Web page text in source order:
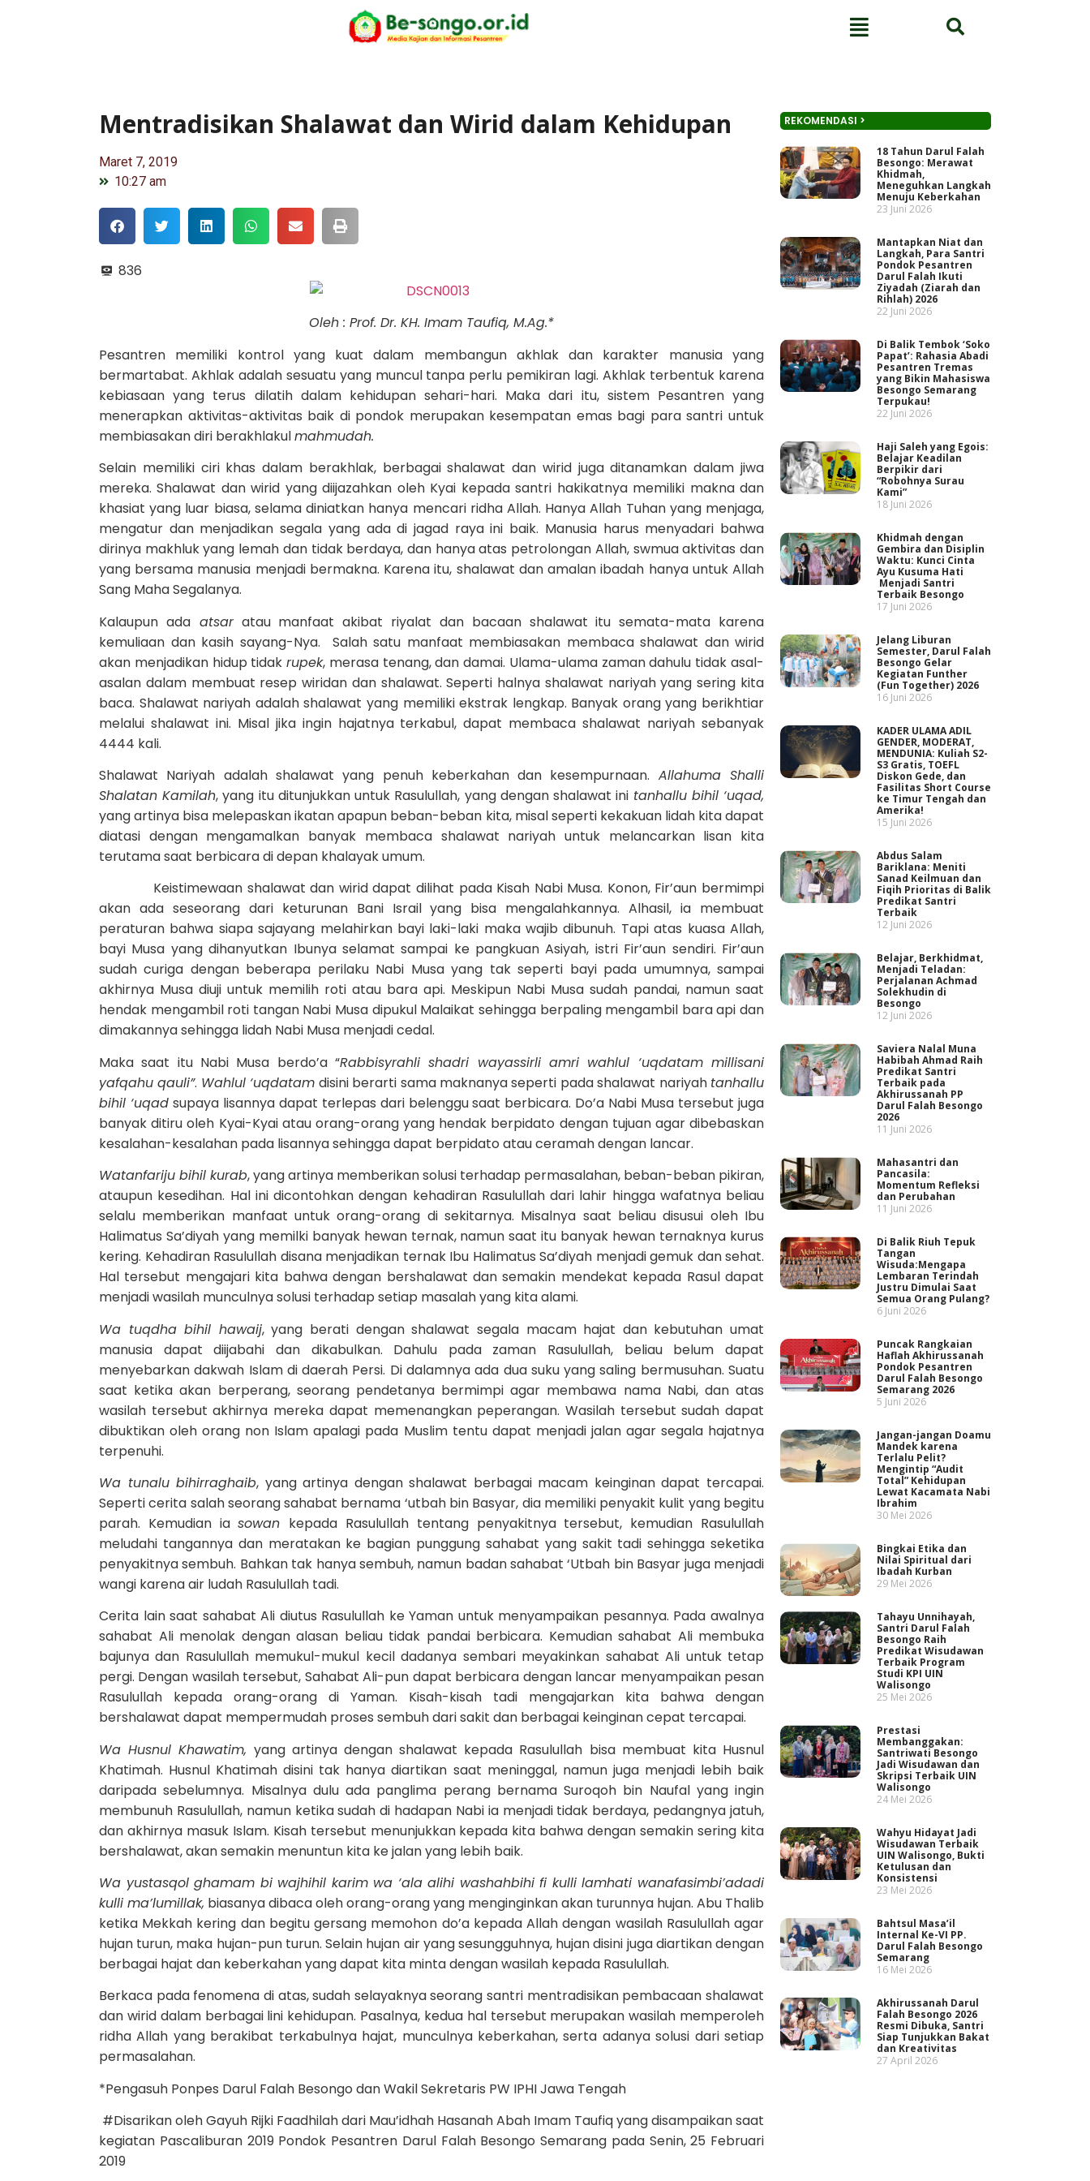
Mentradisikan Shalawat dan Wirid dalam Kehidupan
Maret 7, 2019
10:27 am
836
Oleh : Prof. Dr. KH. Imam Taufiq, M.Ag.*
Pesantren memiliki kontrol yang kuat dalam membangun akhlak dan karakter manusia yang
bermartabat. Akhlak adalah sesuatu yang muncul tanpa perlu pemikiran lagi. Akhlak terbentuk karena
kebiasaan yang terus dilatih dalam kehidupan sehari-hari. Maka dari itu, sistem Pesantren yang
menerapkan aktivitas-aktivitas baik di pondok merupakan kesempatan emas bagi para santri untuk
membiasakan diri berakhlakulmahmudah.
Selain memiliki ciri khas dalam berakhlak, berbagai shalawat dan wirid juga ditanamkan dalam jiwa
mereka. Shalawat dan wirid yang diijazahkan oleh Kyai kepada santri hakikatnya memiliki makna dan
khasiat yang luar biasa, selama diniatkan hanya mencari ridha Allah. Hanya Allah Tuhan yang menjaga,
mengatur dan menjadikan segala yang ada di jagad raya ini baik. Manusia harus menyadari bahwa
dirinya makhluk yang lemah dan tidak berdaya, dan hanya atas petrolongan Allah, swmua aktivitas dan
yang bersama manusia menjadi bermakna. Karena itu, shalawat dan amalan ibadah hanya untuk Allah
Sang Maha Segalanya.
Kalaupun adaatsaratau manfaat akibat riyalat dan bacaan shalawat itu semata-mata karena
kemuliaan dan kasih sayang-Nya. Salah satu manfaat membiasakan membaca shalawat dan wirid
akan menjadikan hidup tidakrupek, merasa tenang, dan damai. Ulama-ulama zaman dahulu tidak asal-
asalan dalam membuat resep wiridan dan shalawat. Seperti halnya shalawat nariyah yang sering kita
baca. Shalawat nariyah adalah shalawat yang memiliki ekstrak lengkap. Banyak orang yang berikhtiar
melalui shalawat ini. Misal jika ingin hajatnya terkabul, dapat membaca shalawat nariyah sebanyak
4444 kali.
Shalawat Nariyah adalah shalawat yang penuh keberkahan dan kesempurnaan. Allahuma Shalli
Shalatan Kamilah, yang itu ditunjukkan untuk Rasulullah, yang dengan shalawat ini tanhallu bihil ‘uqad,
yang artinya bisa melepaskan ikatan apapun beban-beban kita, misal seperti kekakuan lidah kita dapat
diatasi dengan mengamalkan banyak membaca shalawat nariyah untuk melancarkan lisan kita
terutama saat berbicara di depan khalayak umum.
Keistimewaan shalawat dan wirid dapat dilihat pada Kisah Nabi Musa. Konon, Fir’aun bermimpi
akan ada seseorang dari keturunan Bani Israil yang bisa mengalahkannya. Alhasil, ia membuat
peraturan bahwa siapa sajayang melahirkan bayi laki-laki maka wajib dibunuh. Tapi atas kuasa Allah,
bayi Musa yang dihanyutkan Ibunya selamat sampai ke pangkuan Asiyah, istri Fir’aun sendiri. Fir’aun
sudah curiga dengan beberapa perilaku Nabi Musa yang tak seperti bayi pada umumnya, sampai
akhirnya Musa diuji untuk memilih roti atau bara api. Meskipun Nabi Musa sudah pandai, namun saat
hendak mengambil roti tangan Nabi Musa dipukul Malaikat sehingga berpaling mengambil bara api dan
dimakannya sehingga lidah Nabi Musa menjadi cedal.
Maka saat itu Nabi Musa berdo’a “Rabbisyrahli shadri wayassirli amri wahlul ‘uqdatam millisani
yafqahu qauli”. Wahlul ‘uqdatam disini berarti sama maknanya seperti pada shalawat nariyah tanhallu
bihil ‘uqadsupaya lisannya dapat terlepas dari belenggu saat berbicara. Do’a Nabi Musa tersebut juga
banyak ditiru oleh Kyai-Kyai atau orang-orang yang hendak berpidato dengan tujuan agar dibebaskan
kesalahan-kesalahan pada lisannya sehingga dapat berpidato atau ceramah dengan lancar.
Watanfariju bihil kurab, yang artinya memberikan solusi terhadap permasalahan, beban-beban pikiran,
ataupun kesedihan. Hal ini dicontohkan dengan kehadiran Rasulullah dari lahir hingga wafatnya beliau
selalu memberikan manfaat untuk orang-orang di sekitarnya. Misalnya saat beliau disusui oleh Ibu
Halimatus Sa’diyah yang memilki banyak hewan ternak, namun saat itu banyak hewan ternaknya kurus
kering. Kehadiran Rasulullah disana menjadikan ternak Ibu Halimatus Sa’diyah menjadi gemuk dan sehat.
Hal tersebut mengajari kita bahwa dengan bershalawat dan semakin mendekat kepada Rasul dapat
menjadi wasilah munculnya solusi terhadap setiap masalah yang kita alami.
Wa tuqdha bihil hawaij, yang berati dengan shalawat segala macam hajat dan kebutuhan umat
manusia dapat diijabahi dan dikabulkan. Dahulu pada zaman Rasulullah, beliau belum dapat
menyebarkan dakwah Islam di daerah Persi. Di dalamnya ada dua suku yang saling bermusuhan. Suatu
saat ketika akan berperang, seorang pendetanya bermimpi agar membawa nama Nabi, dan atas
wasilah tersebut akhirnya mereka dapat memenangkan peperangan. Wasilah tersebut sudah dapat
dibuktikan oleh orang non Islam apalagi pada Muslim tentu dapat menjadi jalan agar segala hajatnya
terpenuhi.
Wa tunalu bihirraghaib, yang artinya dengan shalawat berbagai macam keinginan dapat tercapai.
Seperti cerita salah seorang sahabat bernama ‘utbah bin Basyar, dia memiliki penyakit kulit yang begitu
parah. Kemudian iasowan kepada Rasulullah tentang penyakitnya tersebut, kemudian Rasulullah
meludahi tangannya dan meratakan ke bagian punggung sahabat yang sakit tadi sehingga seketika
penyakitnya sembuh. Bahkan tak hanya sembuh, namun badan sahabat ‘Utbah bin Basyar juga menjadi
wangi karena air ludah Rasulullah tadi.
Cerita lain saat sahabat Ali diutus Rasulullah ke Yaman untuk menyampaikan pesannya. Pada awalnya
sahabat Ali menolak dengan alasan beliau tidak pandai berbicara. Kemudian sahabat Ali membuka
bajunya dan Rasulullah memukul-mukul kecil dadanya sembari meyakinkan sahabat Ali untuk tetap
pergi. Dengan wasilah tersebut, Sahabat Ali-pun dapat berbicara dengan lancar menyampaikan pesan
Rasulullah kepada orang-orang di Yaman. Kisah-kisah tadi mengajarkan kita bahwa dengan
bershalawat dapat mempermudah proses sembuh dari sakit dan berbagai keinginan cepat tercapai.
Wa Husnul Khawatim, yang artinya dengan shalawat kepada Rasulullah bisa membuat kita Husnul
Khatimah. Husnul Khatimah disini tak hanya diartikan saat meninggal, namun juga menjadi lebih baik
daripada sebelumnya. Misalnya dulu ada panglima perang bernama Suroqoh bin Naufal yang ingin
membunuh Rasulullah, namun ketika sudah di hadapan Nabi ia menjadi tidak berdaya, pedangnya jatuh,
dan akhirnya masuk Islam. Kisah tersebut menunjukkan kepada kita bahwa dengan semakin sering kita
bershalawat, akan semakin menuntun kita ke jalan yang lebih baik.
Wa yustasqol ghamam bi wajhihil karim wa ‘ala alihi washahbihi fi kulli lamhati wanafasimbi’adadi
kulli ma’lumillak, biasanya dibaca oleh orang-orang yang menginginkan akan turunnya hujan. Abu Thalib
ketika Mekkah kering dan begitu gersang memohon do’a kepada Allah dengan wasilah Rasulullah agar
hujan turun, maka hujan-pun turun. Selain hujan air yang sesungguhnya, hujan disini juga diartikan dengan
berbagai hajat dan keberkahan yang dapat kita minta dengan wasilah kepada Rasulullah.
Berkaca pada fenomena di atas, sudah selayaknya seorang santri mentradisikan pembacaan shalawat
dan wirid dalam berbagai lini kehidupan. Pasalnya, kedua hal tersebut merupakan wasilah memperoleh
ridha Allah yang berakibat terkabulnya hajat, munculnya keberkahan, serta adanya solusi dari setiap
permasalahan.
*Pengasuh Ponpes Darul Falah Besongo dan Wakil Sekretaris PW IPHI Jawa Tengah
#Disarikan oleh Gayuh Rijki Faadhilah dari Mau’idhah Hasanah Abah Imam Taufiq yang disampaikan saat
kegiatan Pascaliburan 2019 Pondok Pesantren Darul Falah Besongo Semarang pada Senin, 25 Februari
2019
REKOMENDASI >
18 Tahun Darul Falah
Besongo: Merawat
Khidmah,
Meneguhkan Langkah
Menuju Keberkahan
23 Juni 2026
Mantapkan Niat dan
Langkah, Para Santri
Pondok Pesantren
Darul Falah Ikuti
Ziyadah (Ziarah dan
Rihlah) 2026
22 Juni 2026
Di Balik Tembok ‘Soko
Papat’: Rahasia Abadi
Pesantren Tremas
yang Bikin Mahasiswa
Besongo Semarang
Terpukau!
22 Juni 2026
Haji Saleh yang Egois:
Belajar Keadilan
Berpikir dari
“Robohnya Surau
Kami”
18 Juni 2026
Khidmah dengan
Gembira dan Disiplin
Waktu: Kunci Cinta
Ayu Kusuma Hati
Menjadi Santri
Terbaik Besongo
17 Juni 2026
Jelang Liburan
Semester, Darul Falah
Besongo Gelar
Kegiatan Funther
(Fun Together) 2026
16 Juni 2026
KADER ULAMA ADIL
GENDER, MODERAT,
MENDUNIA: Kuliah S2-
S3 Gratis, TOEFL
Diskon Gede, dan
Fasilitas Short Course
ke Timur Tengah dan
Amerika!
15 Juni 2026
Abdus Salam
Bariklana: Meniti
Sanad Keilmuan dan
Fiqih Prioritas di Balik
Predikat Santri
Terbaik
12 Juni 2026
Belajar, Berkhidmat,
Menjadi Teladan:
Perjalanan Achmad
Solekhudin di
Besongo
12 Juni 2026
Saviera Nalal Muna
Habibah Ahmad Raih
Predikat Santri
Terbaik pada
Akhirussanah PP
Darul Falah Besongo
2026
11 Juni 2026
Mahasantri dan
Pancasila:
Momentum Refleksi
dan Perubahan
11 Juni 2026
Di Balik Riuh Tepuk
Tangan
Wisuda:Mengapa
Lembaran Terindah
Justru Dimulai Saat
Semua Orang Pulang?
6 Juni 2026
Puncak Rangkaian
Haflah Akhirussanah
Pondok Pesantren
Darul Falah Besongo
Semarang 2026
5 Juni 2026
Jangan-jangan Doamu
Mandek karena
Terlalu Pelit?
Mengintip “Audit
Total” Kehidupan
Lewat Kacamata Nabi
Ibrahim
30 Mei 2026
Bingkai Etika dan
Nilai Spiritual dari
Ibadah Kurban
29 Mei 2026
Tahayu Unnihayah,
Santri Darul Falah
Besongo Raih
Predikat Wisudawan
Terbaik Program
Studi KPI UIN
Walisongo
25 Mei 2026
Prestasi
Membanggakan:
Santriwati Besongo
Jadi Wisudawan dan
Skripsi Terbaik UIN
Walisongo
24 Mei 2026
Wahyu Hidayat Jadi
Wisudawan Terbaik
UIN Walisongo, Bukti
Ketulusan dan
Konsistensi
23 Mei 2026
Bahtsul Masa’il
Internal Ke-VI PP.
Darul Falah Besongo
Semarang
16 Mei 2026
Akhirussanah Darul
Falah Besongo 2026
Resmi Dibuka, Santri
Siap Tunjukkan Bakat
dan Kreativitas
27 April 2026